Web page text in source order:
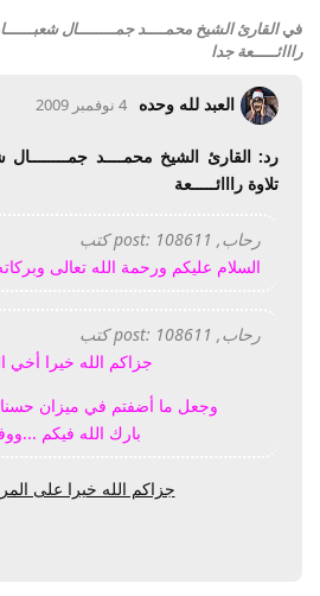
في
رااائـــــعة جدا
العبد لله وحده 4 نوفمبر 2009
تلاوة رااائـــــعة
رحاب, post: 108611 كتب
السلام عليكم ورحمة الله تعالى
رحاب, post: 108611 كتب
جزاكم الله خيرا أخي
وجعل ما أضفتم في ميزان
بارك الله فيكم
جزاكم الله خيرا على